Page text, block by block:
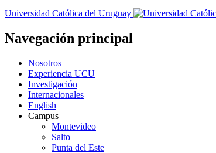
Universidad Católica del Uruguay
Navegación principal
Nosotros
Experiencia UCU
Investigación
Internacionales
English
Campus
Montevideo
Salto
Punta del Este